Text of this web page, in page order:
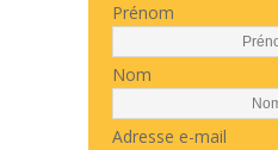
Prénom
Nom
Adresse e-mail